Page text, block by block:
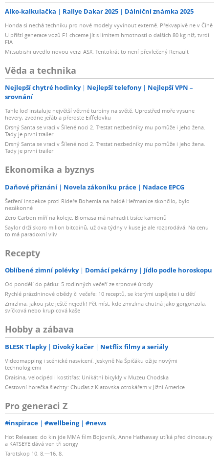
ano
Nabíjecí konektor
s nabíjením přes USB-C
S konektorem USB-C
ano
Sluchátkový konektor
s USB-C audio
S podporou OTG
5G
LTE (4G)
ano
S NFC
ano
S Bluetooth
ano
Verze Bluetooth
s Bluetooth 6.0
S Wi-Fi
Alko-kalkulačka Rallye Dakar 2025 Dálniční známka 2025
Honda si nechá techniku pro nové modely vyvinout externě. Překvapivě ne v Číně
U příští generace vozů F1 chceme jít s limitem hmotnosti o dalších 80 kg níž, tvrdí
FIA
Mitsubishi uvedlo novou verzi ASX. Tentokrát to není převlečený Renault
Věda a technika
Nejlepší chytré hodinky Nejlepší telefony
Nejlepší VPN –
srovnání
Tahle loď instaluje největší větrné turbíny na světě. Uprostřed moře vysune
hevery, zvedne jeřáb a přeroste Eiffelovku
Drsný Santa se vrací v Šílené noci 2. Trestat nezbedníky mu pomůže i jeho žena.
Tady je první trailer
Drsný Santa se vrací v Šílené noci 2. Trestat nezbedníky mu pomůže i jeho žena.
Tady je první trailer
Ekonomika a byznys
Daňové přiznání Novela zákoníku práce Nadace EPCG
Šetření inspekce proti Rideře Bohemia na haldě Heřmanice skončilo, bylo
nezákonné
Zero Carbon míří na koleje. Biomasa má nahradit tisíce kamionů
Saylor drží skoro milion bitcoinů, už dva týdny v kuse je ale rozprodává. Na cenu
to má paradoxní vliv
Recepty
Oblíbené zimní polévky Domácí pekárny Jídlo podle horoskopu
Od pondělí do pátku: 5 rodinných večeří ze srpnové úrody
Rychlé prázdninové obědy či večeře: 10 receptů, se kterými uspějete i u dětí
Zmrzlina, jakou jste ještě nejedli! Pět míst, kde zmrzlina chutná jako gorgonzola,
svíčková nebo krupicová kaše
Hobby a zábava
BLESK Tlapky Divoký kačer Netflix filmy a seriály
Videomapping i scénické nasvícení. Jeskyně Na Špičáku ožije novými
technologiemi
Draisina, velocipéd i kostitřas: Unikátní bicykly v Muzeu Chodska
Cestovní horečka šlechty: Chuďas z Klatovska otrokářem v Jižní Americe
Pro generaci Z
#inspirace #wellbeing #news
Hot Releases: do kin jde MMA film Bojovník, Anne Hathaway utíká před dinosaury
a KATSEYE dává ven tři songy
Tarotskop 10. 8.—16. 8.